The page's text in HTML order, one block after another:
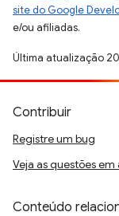
site do Google
e/ou afiliadas.
Última atualização
Contribuir
Registre um bug
Veja as questões
Conteúdo